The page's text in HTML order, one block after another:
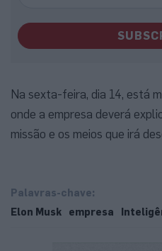
Na sexta-feira, dia 14, está
onde a empresa deverá
missão e os meios que irá
Palavras-chave:
Elon Musk
empresa